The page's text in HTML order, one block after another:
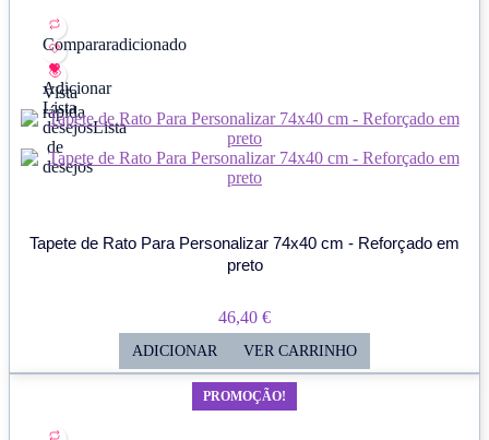
Compararadicionado
Adicionar
Lista
desejosLista
de
desejos
Vista
rápida
Tapete de Rato Para Personalizar 74x40 cm - Reforçado em
preto
46,40 €
ADICIONAR VER CARRINHO
PROMOÇÃO!